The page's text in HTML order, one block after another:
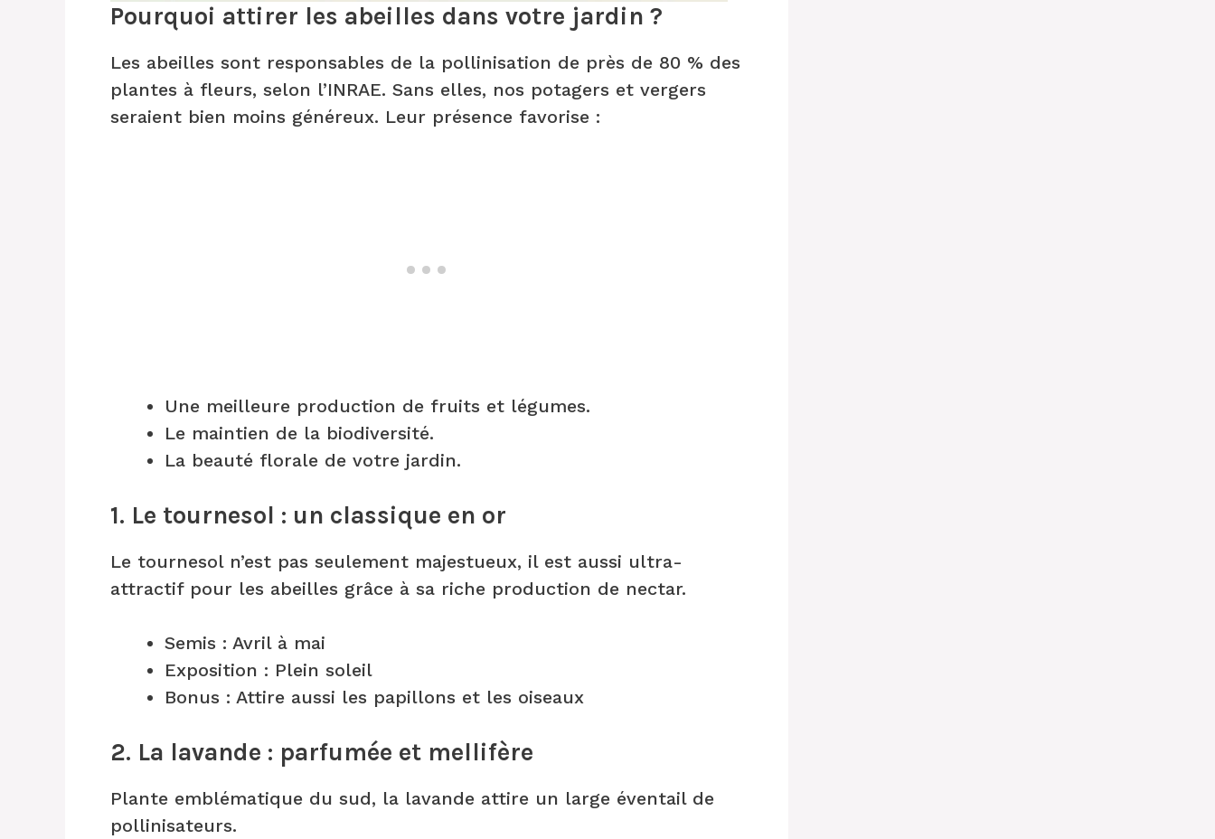
Pourquoi attirer les abeilles dans votre jardin ?
Les abeilles sont responsables de la pollinisation de près de 80 % des
plantes à fleurs, selon l’INRAE. Sans elles, nos potagers et vergers
seraient bien moins généreux. Leur présence favorise :
Une meilleure production de fruits et légumes.
Le maintien de la biodiversité.
La beauté florale de votre jardin.
1. Le tournesol : un classique en or
Le tournesol n’est pas seulement majestueux, il est aussi ultra-
attractif pour les abeilles grâce à sa riche production de nectar.
Semis : Avril à mai
Exposition : Plein soleil
Bonus : Attire aussi les papillons et les oiseaux
2. La lavande : parfumée et mellifère
Plante emblématique du sud, la lavande attire un large éventail de
pollinisateurs.